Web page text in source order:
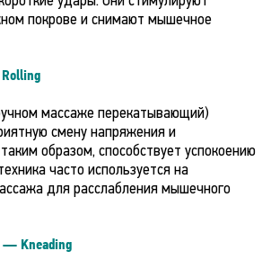
покрове и снимают мышечное
массаже перекатывающий)
смену напряжения и
образом, способствует успокоению
часто используется на
для расслабления мышечного
Kneading